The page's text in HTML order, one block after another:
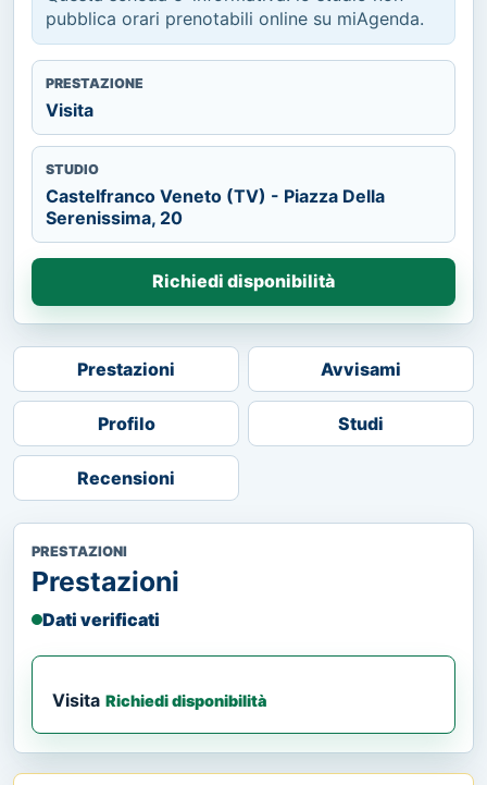
pubblica orari prenotabili online su miAgenda.
PRESTAZIONE
Visita
STUDIO
Castelfranco Veneto (TV) - Piazza Della
Serenissima, 20
Richiedi disponibilità
Prestazioni Avvisami
Profilo Studi
Recensioni
PRESTAZIONI
Prestazioni
Dati verificati
Visita Richiedi disponibilità